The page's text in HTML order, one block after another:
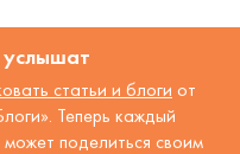
услышат
статьи и блоги от
Теперь каждый
может поделиться своим